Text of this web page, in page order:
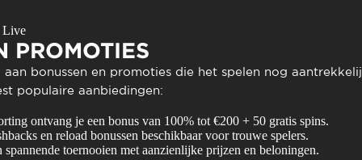
Live
PROMOTIES
bonussen en promoties die het spelen nog
populaire aanbiedingen:
ontvang je een bonus van 100% tot €200 + 50 gratis spins.
en reload bonussen beschikbaar voor trouwe spelers.
spannende toernooien met aanzienlijke prijzen en beloningen.